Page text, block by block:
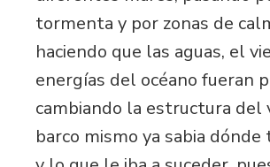
tormenta y por zonas de
haciendo que las aguas, el
energías del océano fueran
cambiando la estructura del
barco mismo ya sabia